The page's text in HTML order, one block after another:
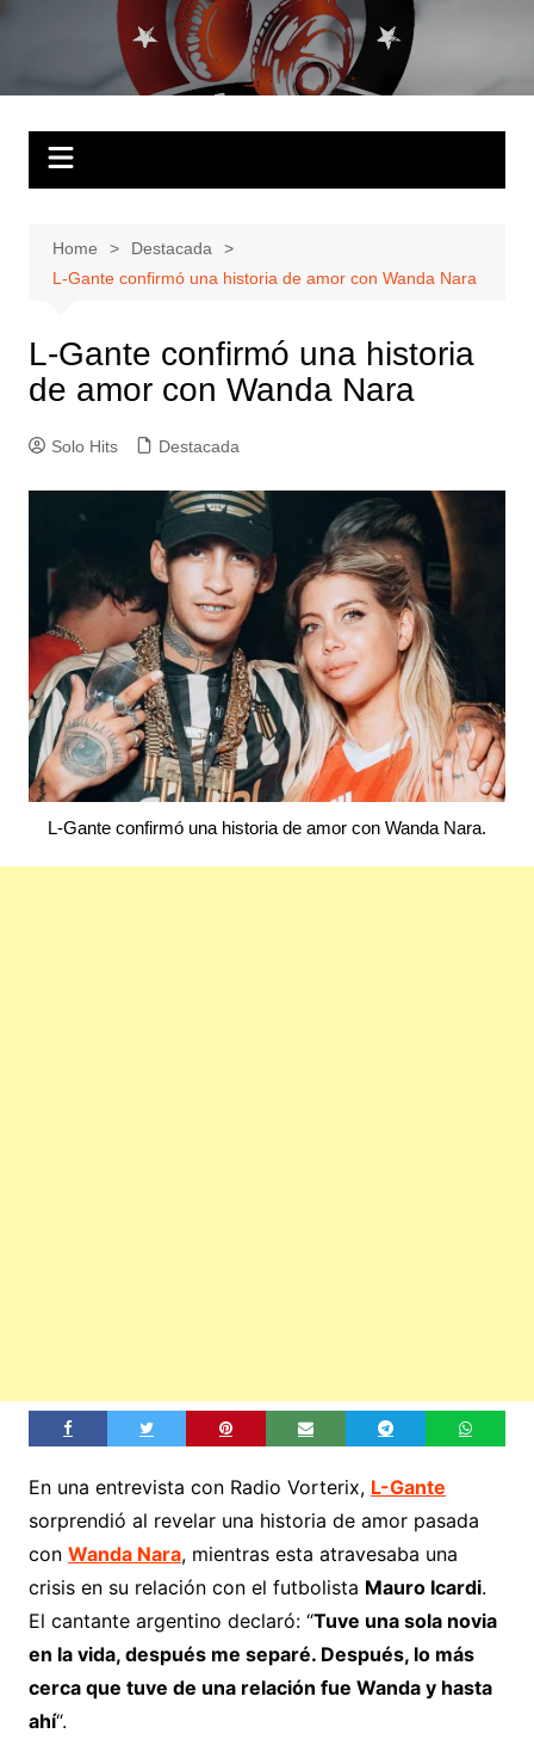
Solo Hits
Home
Destacada
L-Gante confirmó una historia de amor con Wanda Nara
L-Gante confirmó una historia
de amor con Wanda Nara
Solo Hits Destacada
L-Gante confirmó una historia de amor con Wanda Nara.
En una entrevista con Radio Vorterix, L-Gante
sorprendió al revelar una historia de amor pasada
con Wanda Nara, mientras esta atravesaba una
crisis en su relación con el futbolista Mauro Icardi.
El cantante argentino declaró: “Tuve una sola novia
en la vida, después me separé. Después, lo más
cerca que tuve de una relación fue Wanda y hasta
ahí“.